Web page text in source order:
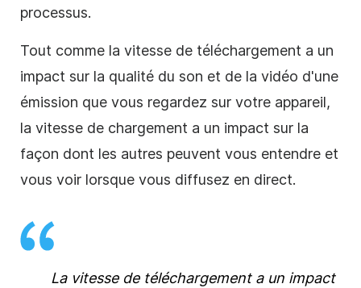
processus.
Tout comme la vitesse de téléchargement a un
impact sur la qualité du son et de la vidéo d'une
émission que vous regardez sur votre appareil,
la vitesse de chargement a un impact sur la
façon dont les autres peuvent vous entendre et
vous voir lorsque vous diffusez en direct.
La vitesse de téléchargement a un impact